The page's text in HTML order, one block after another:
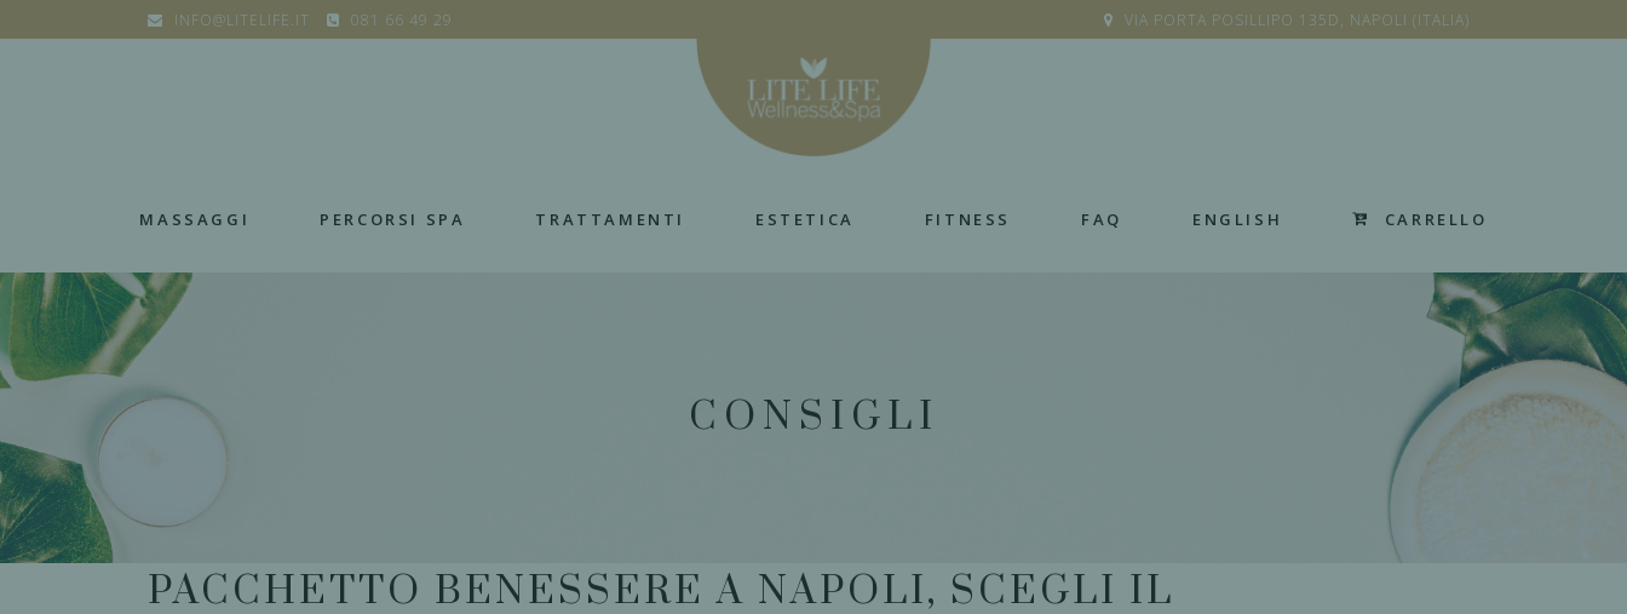
INFO@LITELIFE.IT 081 66 49 29 VIA PORTA POSILLIPO 135D, NAPOLI (ITALIA)
MASSAGGI PERCORSI SPA TRATTAMENTI ESTETICA FITNESS FAQ ENGLISH CARRELLO
CONSIGLI
PACCHETTO BENESSERE A NAPOLI, SCEGLI IL